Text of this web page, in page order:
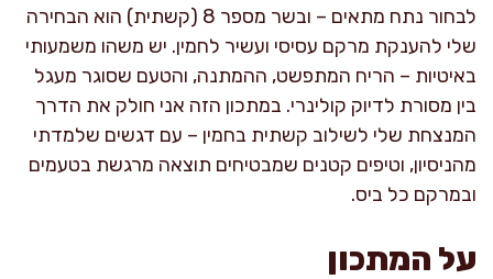
לבחור נתח מתאים – ובשר מספר 8 (קשתית) הוא הבחירה
שלי להענקת מרקם עסיסי ועשיר לחמין. יש משהו משמעותי
באיטיות – הריח המתפשט, ההמתנה, והטעם שסוגר מעגל
בין מסורת לדיוק קולינרי. במתכון הזה אני חולק את הדרך
המנצחת שלי לשילוב קשתית בחמין – עם דגשים שלמדתי
מהניסיון, וטיפים קטנים שמבטיחים תוצאה מרגשת בטעמים
ובמרקם כל ביס.
על המתכון